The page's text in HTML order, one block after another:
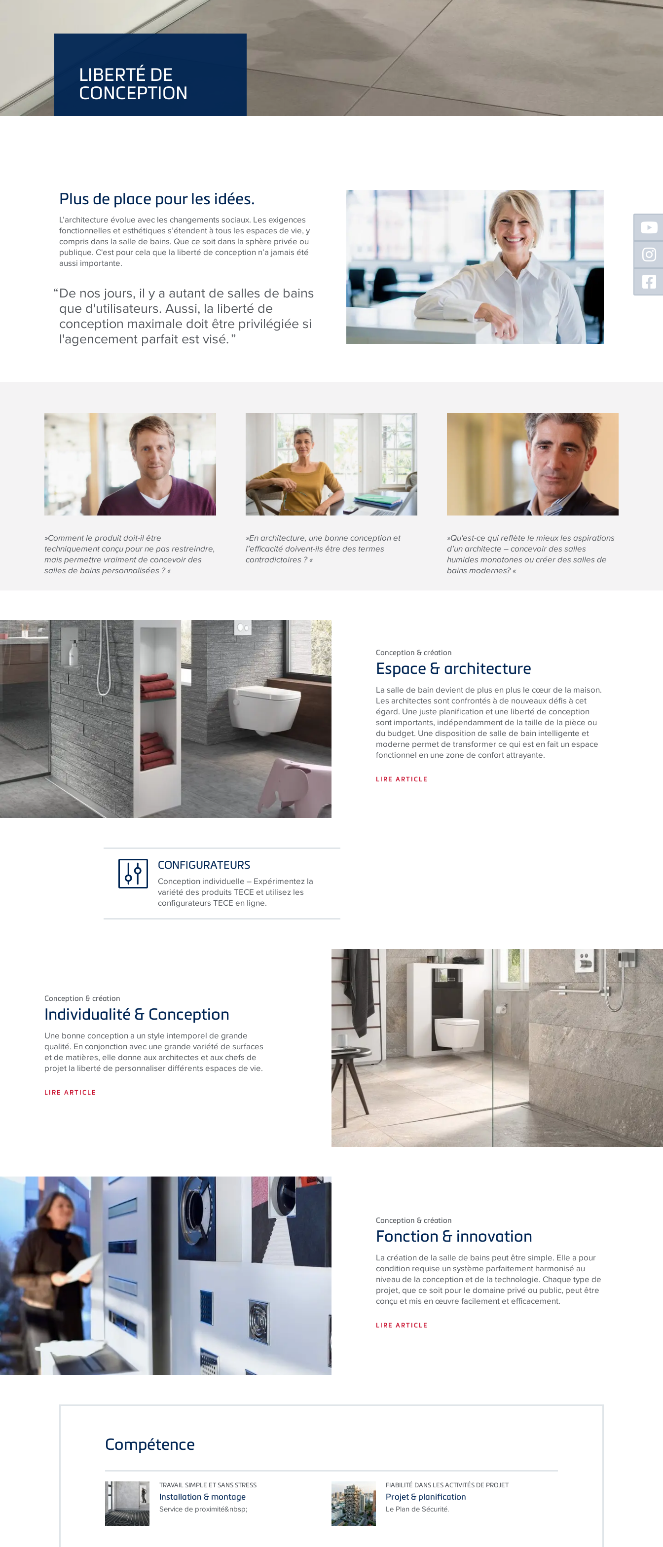
LIBERTÉ DE
CONCEPTION
Plus de place pour les idées.
L’architecture évolue avec les changements sociaux. Les exigences
fonctionnelles et esthétiques s’étendent à tous les espaces de vie, y
compris dans la salle de bains. Que ce soit dans la sphère privée ou
publique. C'est pour cela que la liberté de conception n’a jamais été
aussi importante.
De nos jours, il y a autant de salles de bains
que d'utilisateurs. Aussi, la liberté de
conception maximale doit être privilégiée si
l'agencement parfait est visé.
»Comment le produit doit-il être
techniquement conçu pour ne pas restreindre,
mais permettre vraiment de concevoir des
salles de bains personnalisées ? «
»En architecture, une bonne conception et
l’efficacité doivent-ils être des termes
contradictoires ? «
»Qu'est-ce qui reﬂète le mieux les aspirations
d’un architecte – concevoir des salles
humides monotones ou créer des salles de
bains modernes? «
Conception & création
Espace & architecture
La salle de bain devient de plus en plus le cœur de la maison.
Les architectes sont confrontés à de nouveaux défis à cet
égard. Une juste planification et une liberté de conception
sont importants, indépendamment de la taille de la pièce ou
du budget. Une disposition de salle de bain intelligente et
moderne permet de transformer ce qui est en fait un espace
fonctionnel en une zone de confort attrayante.
LIRE ARTICLE
CONFIGURATEURS
Conception individuelle – Expérimentez la
variété des produits TECE et utilisez les
configurateurs TECE en ligne.
Conception & création
Individualité & Conception
Une bonne conception a un style intemporel de grande
qualité. En conjonction avec une grande variété de surfaces
et de matières, elle donne aux architectes et aux chefs de
projet la liberté de personnaliser différents espaces de vie.
LIRE ARTICLE
Conception & création
Fonction & innovation
La création de la salle de bains peut être simple. Elle a pour
condition requise un système parfaitement harmonisé au
niveau de la conception et de la technologie. Chaque type de
projet, que ce soit pour le domaine privé ou public, peut être
conçu et mis en œuvre facilement et efficacement.
LIRE ARTICLE
Compétence
TRAVAIL SIMPLE ET SANS STRESS
Installation & montage
Service de proximité&nbsp;
FIABILITÉ DANS LES ACTIVITÉS DE PROJET
Projet & planification
Le Plan de Sécurité.
Floating